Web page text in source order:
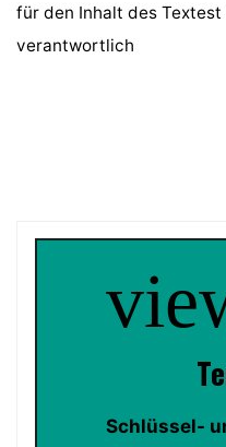
für den Inhalt des
verantwortlich
Schlüssel-